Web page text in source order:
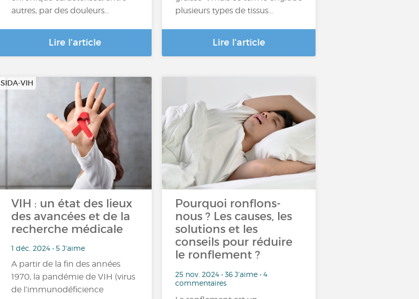
autres, par des douleurs…
Lire l'article
plusieurs types de tissus…
Lire l'article
SIDA-VIH
VIH : un état des lieux
des avancées et de la
recherche médicale
1 déc. 2024 • 5 J'aime
A partir de la fin des années
1970, la pandémie de VIH (virus
de l’immunodéficience
Pourquoi ronflons-
nous ? Les causes, les
solutions et les
conseils pour réduire
le ronflement ?
25 nov. 2024 • 36 J'aime • 4
commentaires